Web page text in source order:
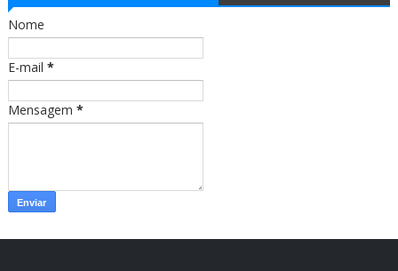
o
k
r
m
Nome
E-mail *
Mensagem *